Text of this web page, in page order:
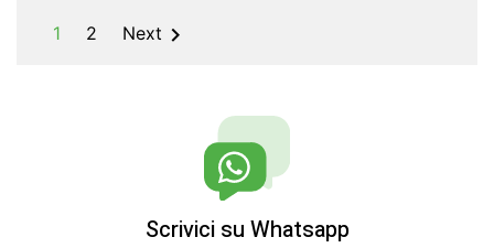
1 2 Next 
Scrivici su Whatsapp